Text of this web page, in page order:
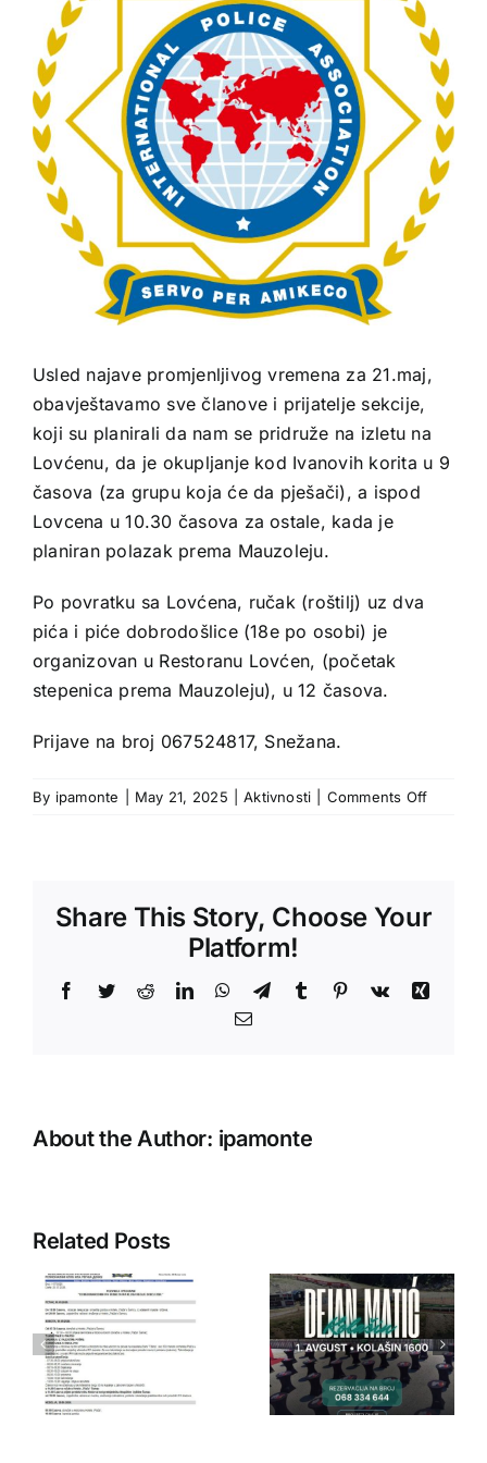
Usled najave promjenljivog vremena za 21.maj,
obavještavamo sve članove i prijatelje sekcije,
koji su planirali da nam se pridruže na izletu na
Lovćenu, da je okupljanje kod Ivanovih korita u 9
časova (za grupu koja će da pješači), a ispod
Lovcena u 10.30 časova za ostale, kada je
planiran polazak prema Mauzoleju.
Po povratku sa Lovćena, ručak (roštilj) uz dva
pića i piće dobrodošlice (18e po osobi) je
organizovan u Restoranu Lovćen, (početak
stepenica prema Mauzoleju), u 12 časova.
Prijave na broj 067524817, Snežana.
By ipamonte May 21, 2025 Aktivnosti Comments Offon
Share This Story, Choose Your
Platform!
Facebook
TwitterRedditLinkedInWhatsApp
TelegramTumblr Pinterest
Vk
Xing
Email
About the Author: ipamonte
Related Posts
IPA Crna
IPA Crna
Gora